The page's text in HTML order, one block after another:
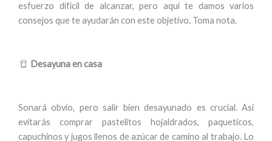
esfuerzo difícil de alcanzar, pero aquí te damos varios
consejos que te ayudarán con este objetivo. Toma nota.
Desayuna en casa
Sonará obvio, pero salir bien desayunado es crucial. Así
evitarás comprar pastelitos hojaldrados, paqueticos,
capuchinos y jugos llenos de azúcar de camino al trabajo. Lo